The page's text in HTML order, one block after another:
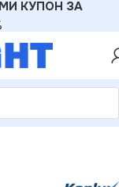
КУПОН ЗА
ключ LOGI